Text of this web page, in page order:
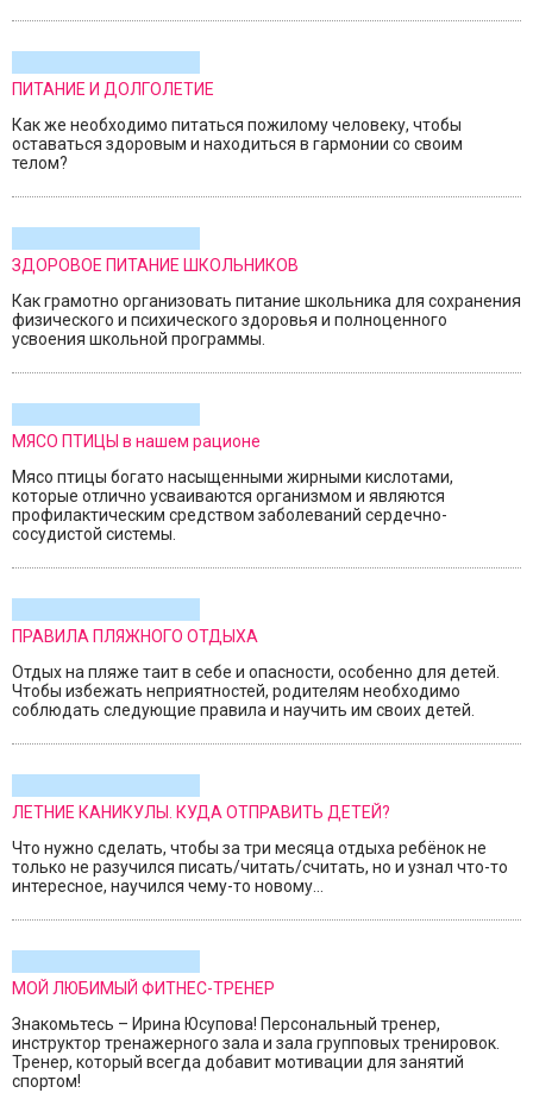
ПИТАНИЕ И ДОЛГОЛЕТИЕ
Как же необходимо питаться пожилому человеку, чтобы
оставаться здоровым и находиться в гармонии со своим
телом?
ЗДОРОВОЕ ПИТАНИЕ ШКОЛЬНИКОВ
Как грамотно организовать питание школьника для сохранения
физического и психического здоровья и полноценного
усвоения школьной программы.
МЯСО ПТИЦЫ в нашем рационе
Мясо птицы богато насыщенными жирными кислотами,
которые отлично усваиваются организмом и являются
профилактическим средством заболеваний сердечно-
сосудистой системы.
ПРАВИЛА ПЛЯЖНОГО ОТДЫХА
Отдых на пляже таит в себе и опасности, особенно для детей.
Чтобы избежать неприятностей, родителям необходимо
соблюдать следующие правила и научить им своих детей.
ЛЕТНИЕ КАНИКУЛЫ. КУДА ОТПРАВИТЬ ДЕТЕЙ?
Что нужно сделать, чтобы за три месяца отдыха ребёнок не
только не разучился писать/читать/считать, но и узнал что-то
интересное, научился чему-то новому...
МОЙ ЛЮБИМЫЙ ФИТНЕС-ТРЕНЕР
Знакомьтесь – Ирина Юсупова! Персональный тренер,
инструктор тренажерного зала и зала групповых тренировок.
Тренер, который всегда добавит мотивации для занятий
спортом!